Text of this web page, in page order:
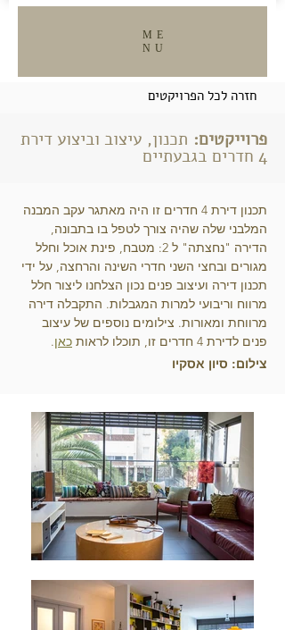
ME
NU
חזרה לכל הפרויקטים
פרוייקטים: תכנון, עיצוב וביצוע דירת
4 חדרים בגבעתיים
תכנון דירת 4 חדרים זו היה מאתגר עקב המבנה
המלבני שלה שהיה צורך לטפל בו בתבונה,
הדירה "נחצתה" ל 2: מטבח, פינת אוכל וחלל
מגורים ובחצי השני חדרי השינה והרחצה, על ידי
תכנון דירה ועיצוב פנים נכון הצלחנו ליצור חלל
מרווח וריבועי למרות המגבלות. התקבלה דירה
מרווחת ומאורות. צילומים נוספים של עיצוב
פנים לדירת 4 חדרים זו, תוכלו לראות
כאן.
צילום: סיון אסקיו